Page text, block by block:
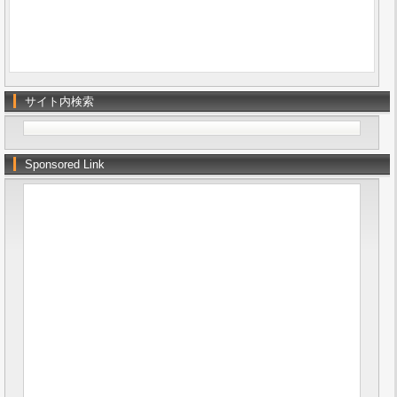
サイト内検索
Sponsored Link